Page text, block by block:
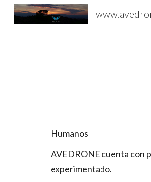
Humanos
AVEDRONE cuenta con
experimentado.